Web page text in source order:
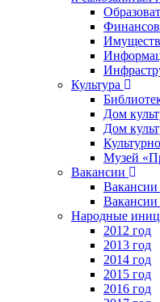
Культура
Дом
Дом
Музей
Вакансии
Вакансии
Народные
2012 год
2013 год
2014 год
2015 год
2016 год